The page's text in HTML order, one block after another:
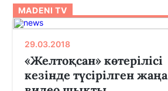
MADENI TV
29.03.2018
«Желтоқсан» көтерілісі
кезінде түсірілген жаңа